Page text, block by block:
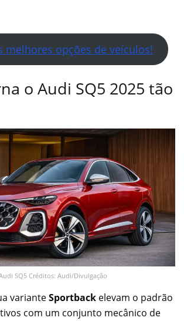
melhores opções de veículos!
o Audi SQ5 2025 tão
SQ5 Créditos: Audi/Divulgação
varianteSportback elevam o padrão
com um conjunto mecânico de